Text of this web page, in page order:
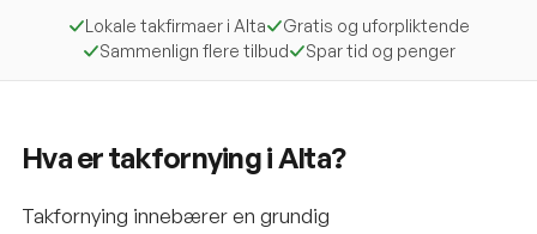
Lokale takfirmaer i Alta
Gratis og uforpliktende
Sammenlign flere tilbud
Spar tid og penger
Hva er takfornying i Alta?
Takfornying innebærer en grundig